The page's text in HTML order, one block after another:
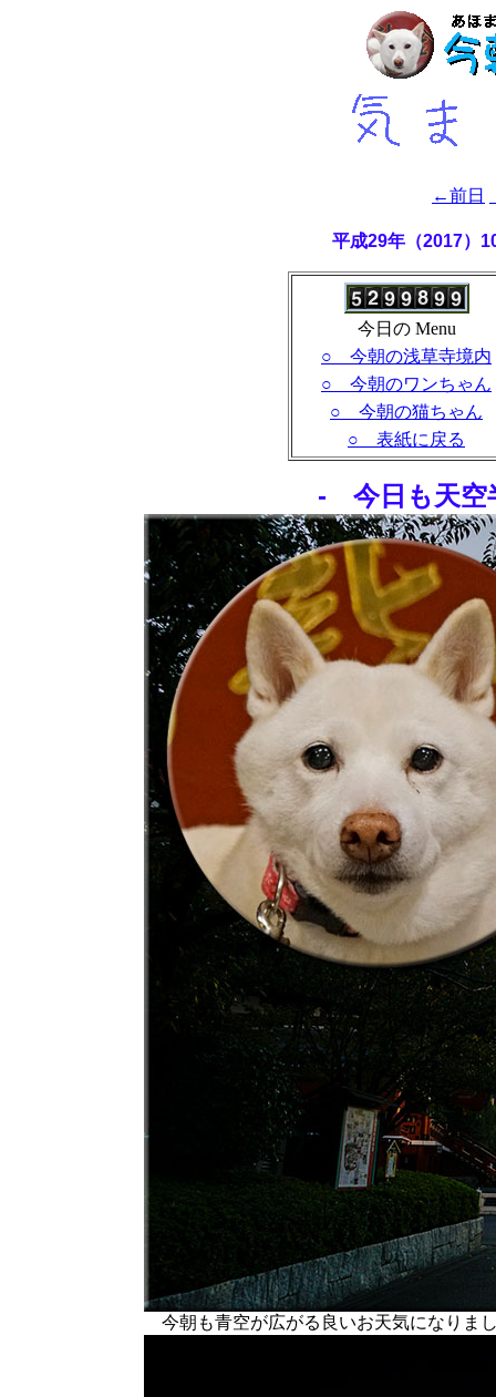
←前日
平成29年（2017）
今日の Menu
○ 今朝の浅草寺境内
○ 今朝のワンちゃん
○ 今朝の猫ちゃん
○ 表紙に戻る
- 今日も天空
今朝も青空が広がる良いお天気になりま